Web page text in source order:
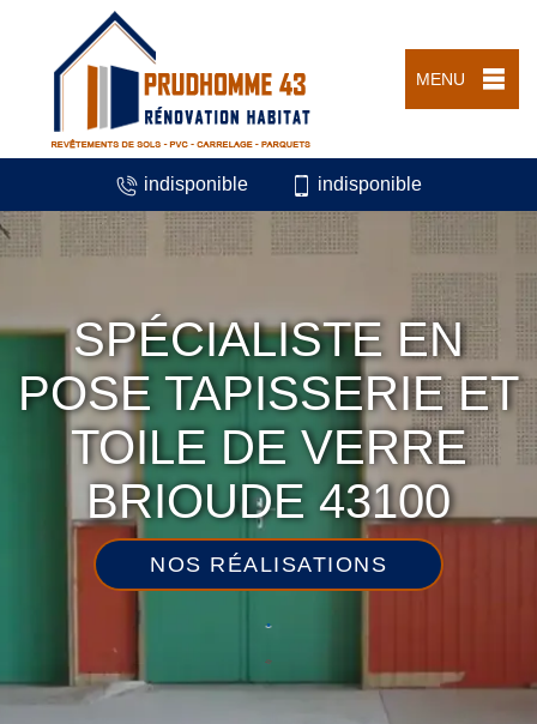
MENU
indisponible indisponible
SPÉCIALISTE EN
POSE TAPISSERIE ET
TOILE DE VERRE
BRIOUDE 43100
NOS RÉALISATIONS